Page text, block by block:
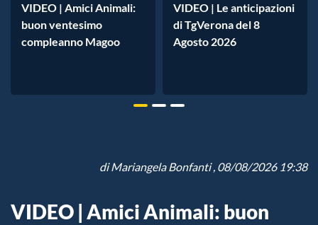
VIDEO | Amici Animali:
buon ventesimo
compleanno Magoo
VIDEO | Le anticipazioni
di TgVerona del 8
Agosto 2026
diMariangela Bonfanti, 08/08/2026 19:38
VIDEO | Amici Animali: buon